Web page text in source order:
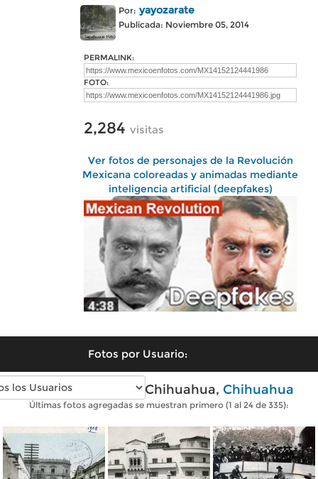
Por: yayozarate
Publicada: Noviembre 05, 2014
PERMALINK:
FOTO:
2,284 visitas
Ver fotos de personajes de la Revolución
Mexicana coloreadas y animadas mediante
inteligencia artificial (deepfakes)
Fotos por Usuario:
Fotos antiguas de Chihuahua, Chihuahua
Últimas fotos agregadas se muestran primero (1 al 24 de 335):